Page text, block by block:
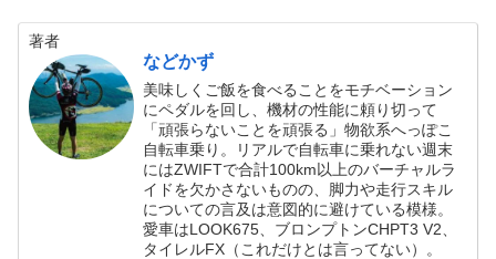
著者
などかず
美味しくご飯を食べることをモチベーション
にペダルを回し、機材の性能に頼り切って
「頑張らないことを頑張る」物欲系へっぽこ
自転車乗り。リアルで自転車に乗れない週末
にはZWIFTで合計100km以上のバーチャルラ
イドを欠かさないものの、脚力や走行スキル
についての言及は意図的に避けている模様。
愛車はLOOK675、ブロンプトンCHPT3 V2、
タイレルFX（これだけとは言ってない）。